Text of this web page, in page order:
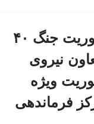
خطرناک‌ترین مأموریت جنگ ۴۰
نیروی
ویژه
مرکز فرماندهی